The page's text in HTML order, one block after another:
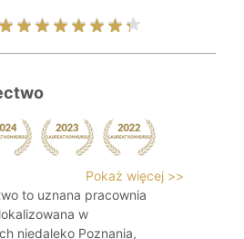
Pokaż więcej >>
to uznana pracownia
w
niedaleko Poznania,